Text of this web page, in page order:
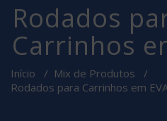
Rodados
Carrinhos
Início / Mix de Produtos /
Rodados para Carrinhos em